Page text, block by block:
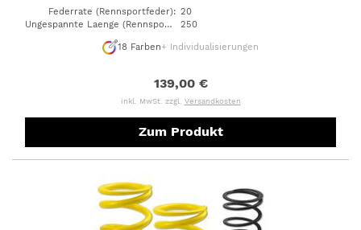
Federrate (Rennsportfeder): 20
Ungespannte Laenge (Rennsportfeder)
250
18 Farben+ Individualisierungen
139,00 €
inkl. MwSt. zzgl. Versandkosten
Zum Produkt